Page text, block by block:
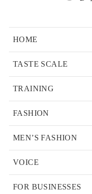
HOME
TASTE SCALE
TRAINING
FASHION
MEN’S FASHION
VOICE
FOR BUSINESSES